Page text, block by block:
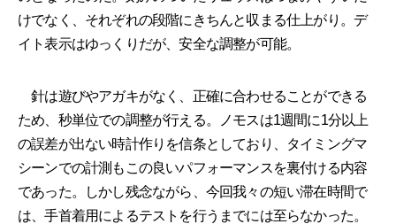
けでなく、それぞれの段階にきちんと収まる仕上がり。デ
イト表示はゆっくりだが、安全な調整が可能。
針は遊びやアガキがなく、正確に合わせることができる
ため、秒単位での調整が行える。ノモスは1週間に1分以上
の誤差が出ない時計作りを信条としており、タイミングマ
シーンでの計測もこの良いパフォーマンスを裏付ける内容
であった。しかし残念ながら、今回我々の短い滞在時間で
は、手首着用によるテストを行うまでには至らなかった。